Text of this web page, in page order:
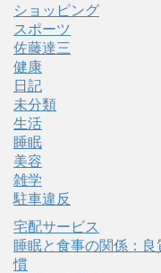
ショッピング
スポーツ
佐藤達三
健康
日記
未分類
生活
睡眠
美容
雑学
駐車違反
宅配サービス
睡眠と食事の関係：
慣